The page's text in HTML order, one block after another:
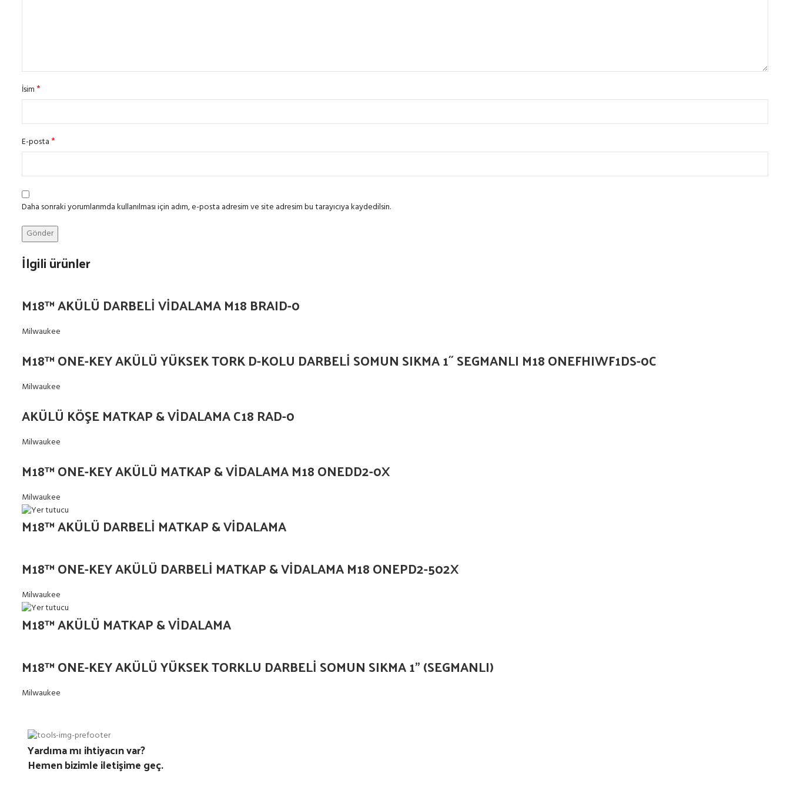
İsim*
E-posta*
Daha sonraki yorumlarımda kullanılması için adım, e-posta adresim ve site adresim bu tarayıcıya kaydedilsin.
İlgili ürünler
M18™ AKÜLÜ DARBELİ VİDALAMA M18 BRAID-0
Milwaukee
M18™ ONE-KEY AKÜLÜ YÜKSEK TORK D-KOLU DARBELİ SOMUN SIKMA 1˝ SEGMANLI M18 ONEFHIWF1DS-0C
Milwaukee
AKÜLÜ KÖŞE MATKAP & VİDALAMA C18 RAD-0
Milwaukee
M18™ ONE-KEY AKÜLÜ MATKAP & VİDALAMA M18 ONEDD2-0X
Milwaukee
M18™ AKÜLÜ DARBELİ MATKAP & VİDALAMA
M18™ ONE-KEY AKÜLÜ DARBELİ MATKAP & VİDALAMA M18 ONEPD2-502X
Milwaukee
M18™ AKÜLÜ MATKAP & VİDALAMA
M18™ ONE-KEY AKÜLÜ YÜKSEK TORKLU DARBELİ SOMUN SIKMA 1” (SEGMANLI)
Milwaukee
Yardıma mı ihtiyacın var?
Hemen bizimle iletişime geç.